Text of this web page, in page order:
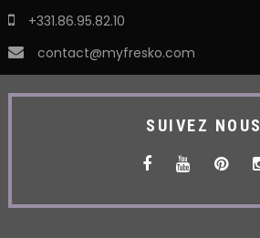
+331.86.95.82.10
contact@myfresko.com
SUIVEZ NOUS